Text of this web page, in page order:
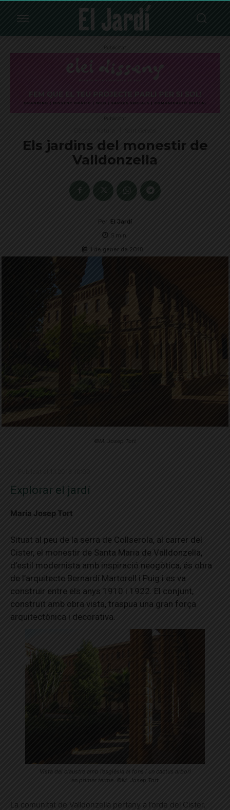
Publicitat
Publicitat
Els jardins del monestir de
Valldonzella
Per El Jardí
5 min.
1 de gener de 2018
©M. Josep Tort
Explorar el jardí
Maria Josep Tort
Situat al peu de la serra de Collserola, al carrer del
Cister, el monestir de Santa Maria de Valldonzella,
d’estil modernista amb inspiració neogòtica, és obra
de l’arquitecte Bernardí Martorell i Puig i es va
construir entre els anys 1910 i 1922. El conjunt,
construït amb obra vista, traspua una gran força
arquitectònica i decorativa.
Vista del claustre amb l’església al fons i un cactus arbori
en primer terme. ©M. Josep Tort
La comunitat de Valldonzella pertany a l’orde del Cister,